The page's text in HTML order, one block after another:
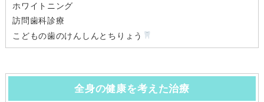
ホワイトニング
訪問歯科診療
こどもの歯のけんしんとちりょう
全身の健康を考えた治療